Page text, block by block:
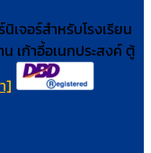
เจอร์สำหรับโรงเรียน
น เก้าอี้อเนกประสงค์ ตู้
]